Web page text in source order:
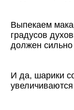
Выпекаем
градусов
должен сильно
И да, шарики